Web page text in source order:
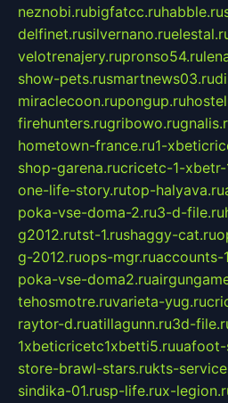
neznobi.rubigfatcc.ruhabble.ru
delfinet.rusilvernano.ru
velotrenajery.rupronso54.ru
show-pets.rusmartnews03.ru
miraclecoon.rupongup.ru
firehunters.rugribowo.ru
hometown-france.ru1-
shop-garena.rucricetc-1-
one-life-story.rutop-halyava.ru
poka-vse-doma-2.ru3-d-file.ru
g2012.rutst-1.rushaggy-cat.ru
g-2012.ruops-mgr.ruaccounts-
poka-vse-doma2.ru
tehosmotre.ruvarieta-yug.ru
raytor-d.ruatillagunn.ru3d-
1xbeticricetc1xbetti5.ru
store-brawl-stars.rukts-
sindika-01.rusp-life.rux-